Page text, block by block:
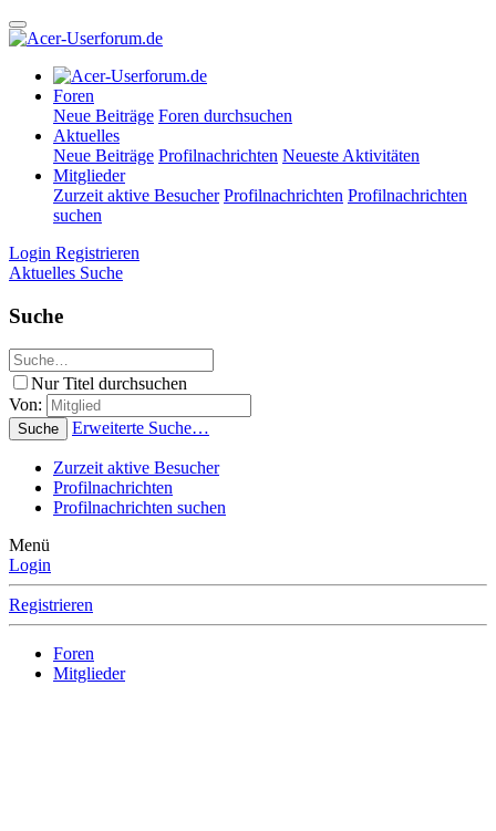
Foren
Neue Beiträge Foren durchsuchen
Aktuelles
Neue Beiträge Profilnachrichten Neueste Aktivitäten
Mitglieder
Zurzeit aktive Besucher Profilnachrichten Profilnachrichten
suchen
Login Registrieren
Aktuelles Suche
Suche
Nur Titel durchsuchen
Von:
Suche Erweiterte Suche…
Zurzeit aktive Besucher
Profilnachrichten
Profilnachrichten suchen
Menü
Login
Registrieren
Foren
Mitglieder